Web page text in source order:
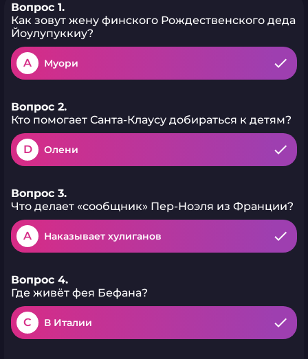
Вопрос 1.
Как зовут жену финского Рождественского деда
Йоулупуккиу?
A Муори
Вопрос 2.
Кто помогает Санта-Клаусу добираться к детям?
D Олени
Вопрос 3.
Что делает «сообщник» Пер-Ноэля из Франции?
A Наказывает хулиганов
Вопрос 4.
Где живёт фея Бефана?
C В Италии